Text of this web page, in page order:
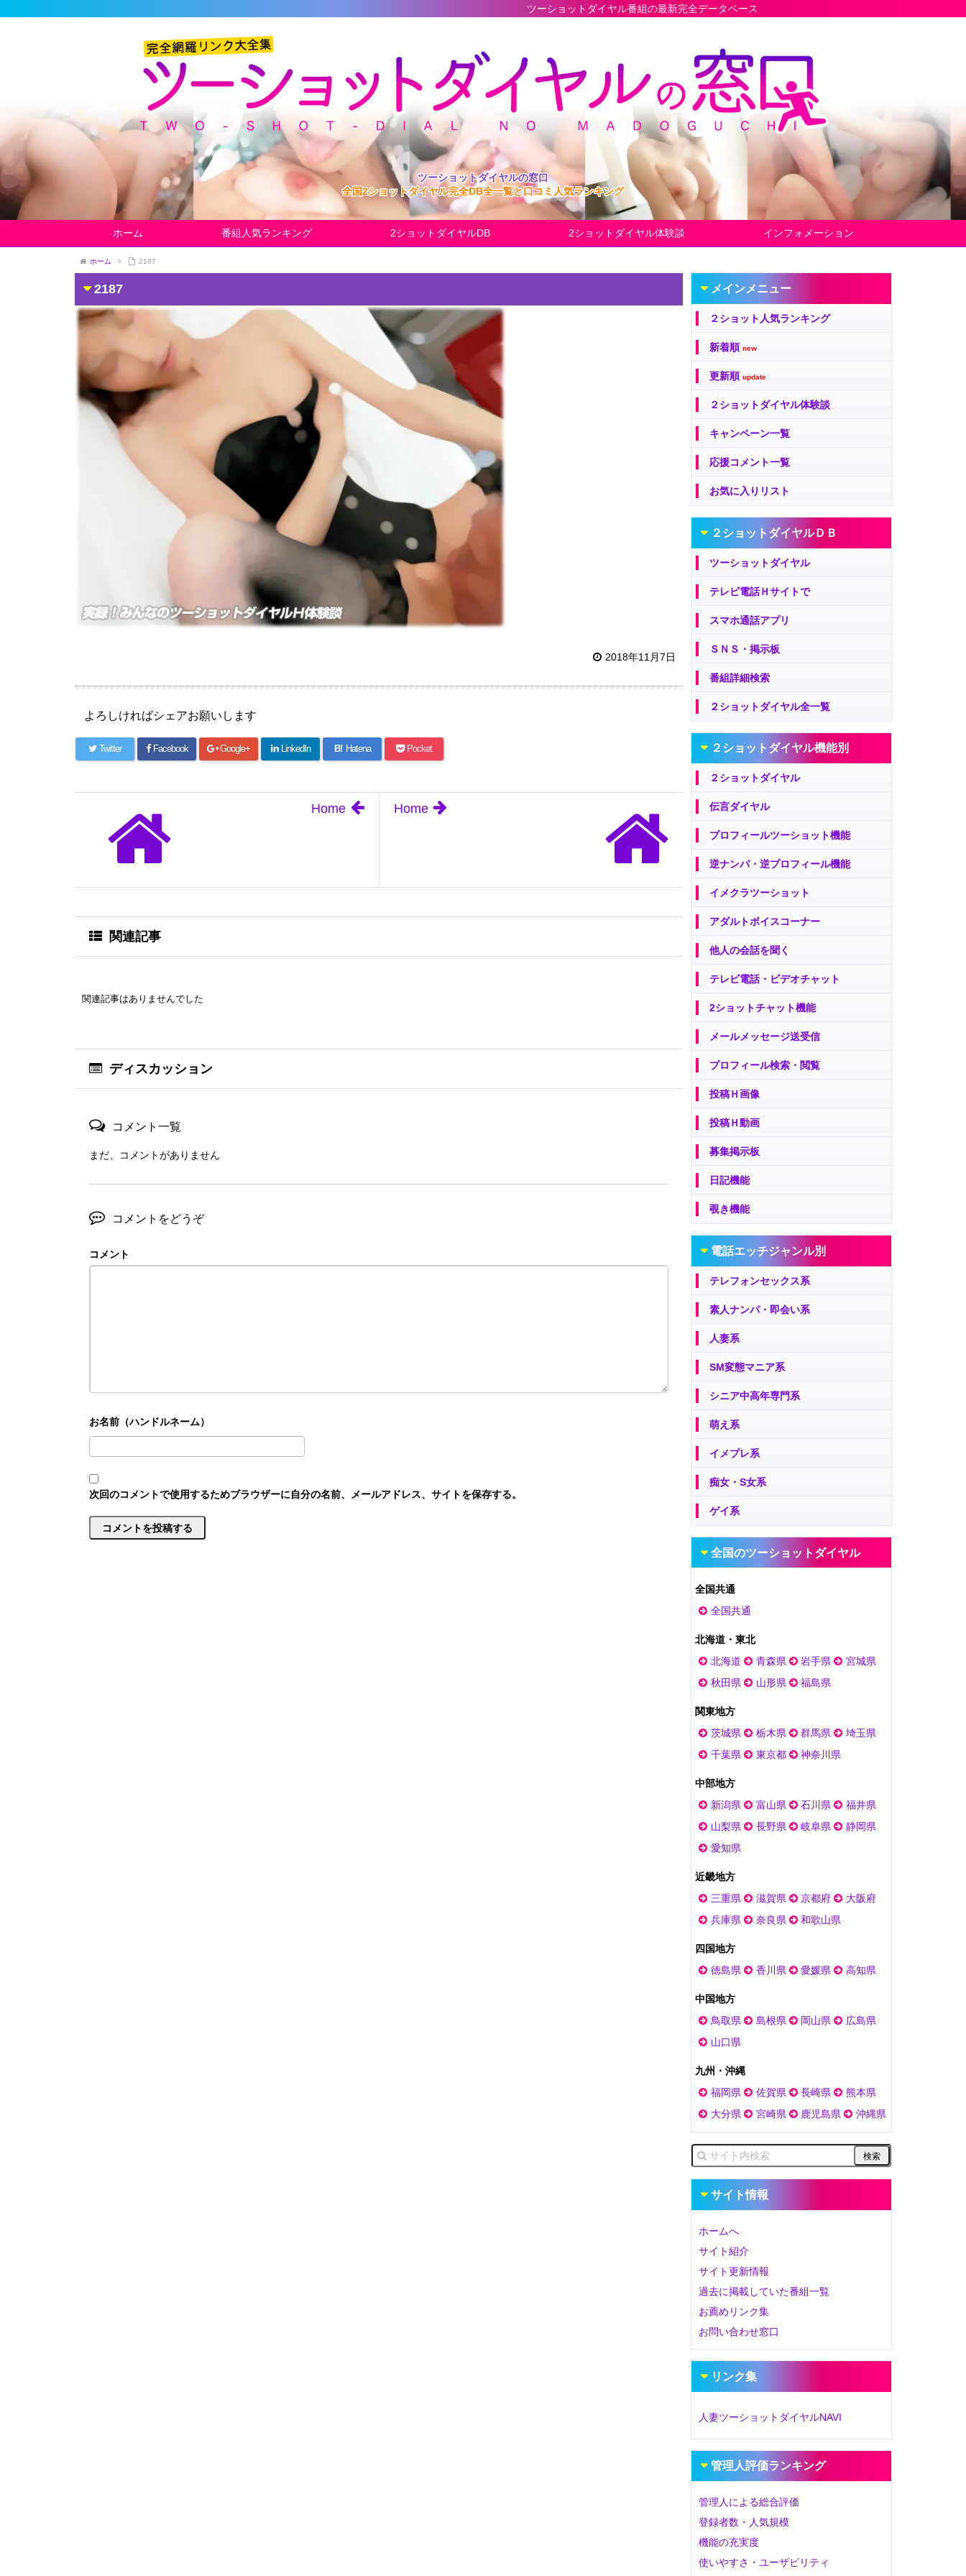
ツーショットダイヤル番組の最新完全データベース
ツーショットダイヤルの窓口
全国2ショットダイヤル完全DB全一覧と口コミ人気ランキング
ホーム 番組人気ランキング 2ショットダイヤルDB 2ショットダイヤル体験談 インフォメーション
ホーム > 2187
2187
2018年11月7日
よろしければシェアお願いします
Twitter Facebook Google+ LinkedIn B! Hatena Pocket
Home
Home
関連記事
関連記事はありませんでした
ディスカッション
コメント一覧
まだ、コメントがありません
コメントをどうぞ
コメント
次回のコメントで使用するためブラウザーに自分の名前、メールアドレス、サイトを保存する。
メインメニュー
２ショット人気ランキング
新着順 new
更新順 update
２ショットダイヤル体験談
キャンペーン一覧
応援コメント一覧
お気に入りリスト
２ショットダイヤルＤＢ
ツーショットダイヤル
テレビ電話Ｈサイトで
スマホ通話アプリ
ＳＮＳ・掲示板
番組詳細検索
２ショットダイヤル全一覧
２ショットダイヤル機能別
２ショットダイヤル
伝言ダイヤル
プロフィールツーショット機能
逆ナンパ・逆プロフィール機能
イメクラツーショット
アダルトボイスコーナー
他人の会話を聞く
テレビ電話・ビデオチャット
2ショットチャット機能
メールメッセージ送受信
プロフィール検索・閲覧
投稿Ｈ画像
投稿Ｈ動画
募集掲示板
日記機能
覗き機能
電話エッチジャンル別
テレフォンセックス系
素人ナンパ・即会い系
人妻系
SM変態マニア系
シニア中高年専門系
萌え系
イメプレ系
痴女・S女系
ゲイ系
全国のツーショットダイヤル
全国共通
全国共通
北海道・東北
北海道
青森県 岩手県
宮城県
秋田県
山形県 福島県
関東地方
茨城県
栃木県 群馬県
埼玉県
千葉県
東京都 神奈川県
中部地方
新潟県
富山県 石川県
福井県
山梨県
長野県 岐阜県
静岡県
愛知県
近畿地方
三重県
滋賀県 京都府
大阪府
兵庫県
奈良県 和歌山県
四国地方
徳島県
香川県 愛媛県 高知県
中国地方
鳥取県
島根県 岡山県
広島県
山口県
九州・沖縄
福岡県
佐賀県 長崎県
熊本県
大分県
宮崎県 鹿児島県 沖縄県
サイト情報
ホームへ
サイト紹介
サイト更新情報
過去に掲載していた番組一覧
お薦めリンク集
お問い合わせ窓口
リンク集
人妻ツーショットダイヤルNAVI
管理人評価ランキング
管理人による総合評価
登録者数・人気規模
機能の充実度
使いやすさ・ユーザビリティ